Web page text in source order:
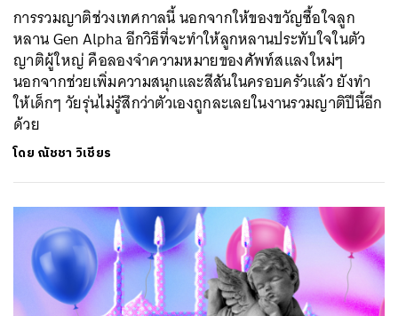
การรวมญาติช่วงเทศกาลนี้ นอกจากให้ของขวัญซื้อใจลูก
หลาน Gen Alpha อีกวิธีที่จะทำให้ลูกหลานประทับใจในตัว
ญาติผู้ใหญ่ คือลองจำความหมายของศัพท์สแลงใหม่ๆ
นอกจากช่วยเพิ่มความสนุกและสีสันในครอบครัวแล้ว ยังทำ
ให้เด็กๆ วัยรุ่นไม่รู้สึกว่าตัวเองถูกละเลยในงานรวมญาติปีนี้อีก
ด้วย
โดย ณัชชา วิเชียร